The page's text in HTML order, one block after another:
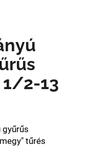
2-13
gyűrűs
tűrés